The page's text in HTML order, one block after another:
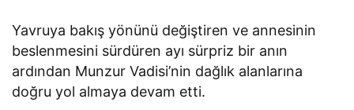
Yavruya bakış yönünü değiştiren ve annesinin
beslenmesini sürdüren ayı sürpriz bir anın
ardından Munzur Vadisi’nin dağlık alanlarına
doğru yol almaya devam etti.